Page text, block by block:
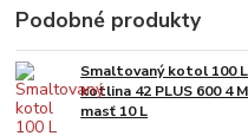
Podobné produkty
Smaltovaný kotol 100
kotlina 42 PLUS 600 4
masť 10 L